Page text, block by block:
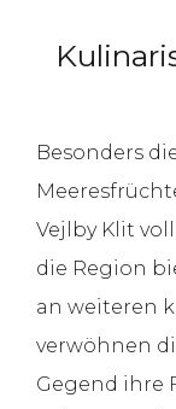
Besonders
Vejlby Klit
die Region
an weiteren
verwöhnen
Gegend ihre